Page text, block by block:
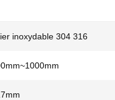
inoxydable 304 316